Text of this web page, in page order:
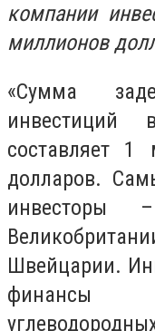
компании
миллионов
«Сумма
инвестиций
составляет
долларов.
Швейцарии.
финансы